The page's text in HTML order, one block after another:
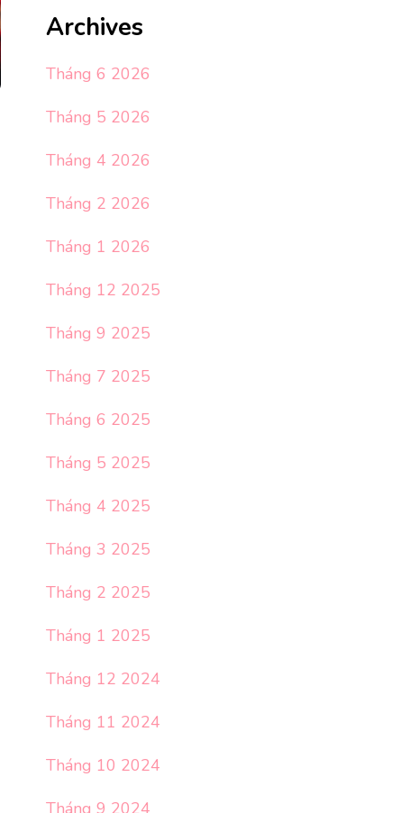
Archives
Tháng 6 2026
Tháng 5 2026
Tháng 4 2026
Tháng 2 2026
Tháng 1 2026
Tháng 12 2025
Tháng 9 2025
Tháng 7 2025
Tháng 6 2025
Tháng 5 2025
Tháng 4 2025
Tháng 3 2025
Tháng 2 2025
Tháng 1 2025
Tháng 12 2024
Tháng 11 2024
Tháng 10 2024
Tháng 9 2024